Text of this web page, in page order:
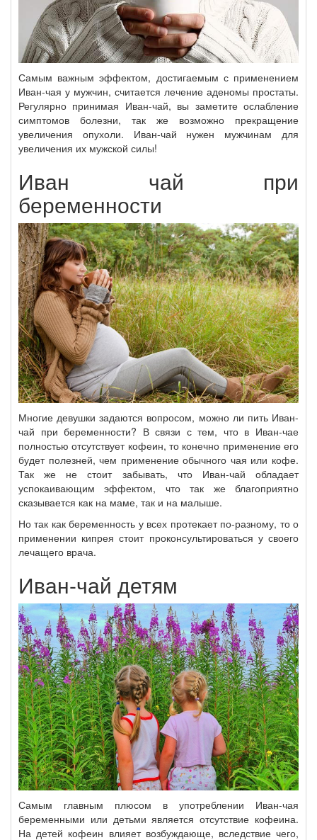
Самым важным эффектом, достигаемым с применением
Иван-чая у мужчин, считается лечение аденомы простаты.
Регулярно принимая Иван-чай, вы заметите ослабление
симптомов болезни, так же возможно прекращение
увеличения опухоли. Иван-чай нужен мужчинам для
увеличения их мужской силы!
Иван чай при
беременности
Многие девушки задаются вопросом, можно ли пить Иван-
чай при беременности? В связи с тем, что в Иван-чае
полностью отсутствует кофеин, то конечно применение его
будет полезней, чем применение обычного чая или кофе.
Так же не стоит забывать, что Иван-чай обладает
успокаивающим эффектом, что так же благоприятно
сказывается как на маме, так и на малыше.
Но так как беременность у всех протекает по-разному, то о
применении кипрея стоит проконсультироваться у своего
лечащего врача.
Иван-чай детям
Самым главным плюсом в употреблении Иван-чая
беременными или детьми является отсутствие кофеина.
На детей кофеин влияет возбуждающе, вследствие чего,